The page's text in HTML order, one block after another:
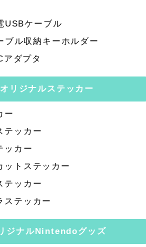
USBケーブル
ブル収納キーホルダー
ダプタ
オリジナルステッカー
ー
テッカー
ッカー
ットステッカー
テッカー
ステッカー
ジナルNintendoグッズ